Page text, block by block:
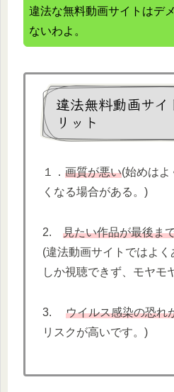
違法な無料動画サイトはデ
ないわよ。
違法無料動画サイ
リット
１． 画質が悪い(始めはよ
くなる場合がある。)
2. 見たい作品が最後ま
(違法動画サイトではよ
しか視聴できず、モヤモ
3. ウイルス感染の恐れ
リスクが高いです。)